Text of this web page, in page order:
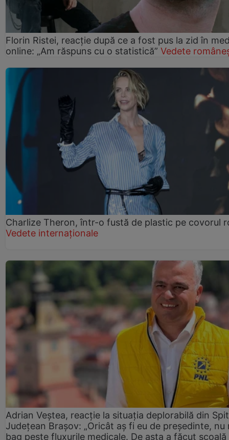
Florin Ristei, reacție după ce a fost pus la zid în
online: „Am răspuns cu o statistică” Vedete
Charlize Theron, într-o fustă de plastic pe covorul
Vedete internaționale
Adrian Veștea, reacție la situația deplorabilă din
Județean Brașov: „Oricât aș fi eu de președinte, nu
bag peste fluxurile medicale. De asta a făcut școală